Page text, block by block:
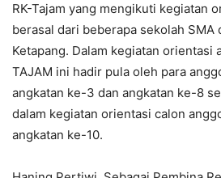
RK-Tajam yang mengikuti kegiatan
berasal dari beberapa sekolah SMA
Ketapang. Dalam kegiatan orientasi
TAJAM ini hadir pula oleh para
angkatan ke-3 dan angkatan ke-8
dalam kegiatan orientasi calon
angkatan ke-10.